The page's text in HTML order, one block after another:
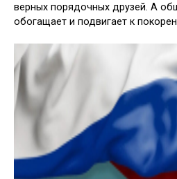
верных порядочных друзей. А
обогащает и подвигает к